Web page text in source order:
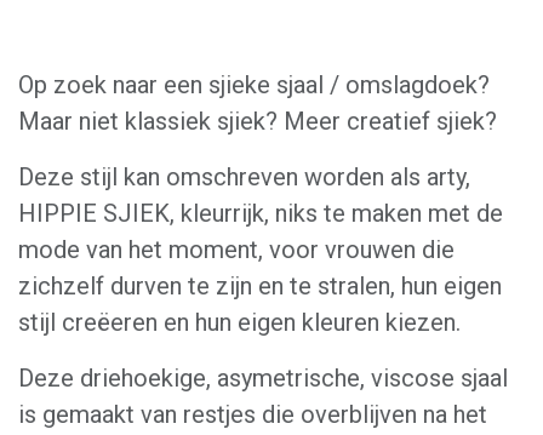
Op zoek naar een sjieke sjaal / omslagdoek?
Maar niet klassiek sjiek? Meer creatief sjiek?
Deze stijl kan omschreven worden als arty,
HIPPIE SJIEK, kleurrijk, niks te maken met de
mode van het moment, voor vrouwen die
zichzelf durven te zijn en te stralen, hun eigen
stijl creëeren en hun eigen kleuren kiezen.
Deze driehoekige, asymetrische, viscose sjaal
is gemaakt van restjes die overblijven na het